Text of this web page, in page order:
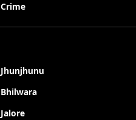
Crime
Jhunjhunu
Bhilwara
Jalore